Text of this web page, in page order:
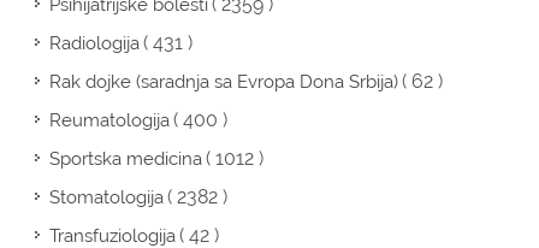
Psihijatrijske bolesti
Radiologija( 431 )
Rak dojke (saradnja sa Evropa Dona Srbija)( 62 )
Reumatologija( 400 )
Sportska medicina( 1012 )
Stomatologija( 2382 )
Transfuziologija( 42 )